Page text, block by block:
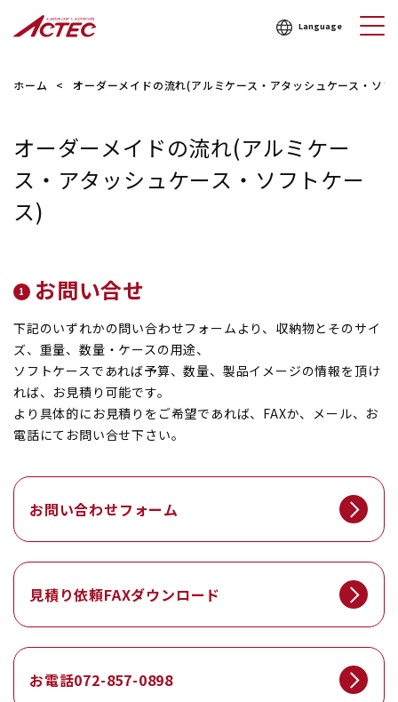
Language
ホーム オーダーメイドの流れ(アルミケース・アタッシュケース・ソフ
オーダーメイドの流れ(アルミケー
ス・アタッシュケース・ソフトケー
ス)
お問い合せ
下記のいずれかの問い合わせフォームより、収納物とそのサイ
ズ、重量、数量・ケースの用途、
ソフトケースであれば予算、数量、製品イメージの情報を頂け
れば、お見積り可能です。
より具体的にお見積りをご希望であれば、FAXか、メール、お
電話にてお問い合せ下さい。
お問い合わせフォーム
見積り依頼FAXダウンロード
お電話072-857-0898